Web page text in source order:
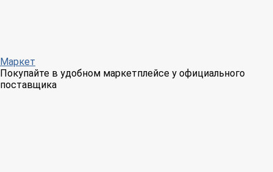
Маркет
Покупайте в удобном маркетплейсе у официального
поставщика